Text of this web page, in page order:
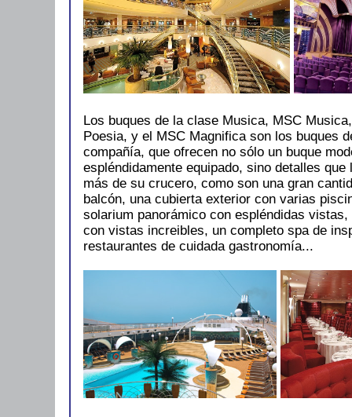
Los buques de la clase Musica, MSC
Poesia, y el MSC Magnifica son los buques
compañía, que ofrecen no sólo un buque
espléndidamente equipado, sino detalles
más de su crucero, como son una gran
balcón, una cubierta exterior con varias
solarium panorámico con espléndidas
con vistas increibles, un completo spa de
restaurantes de cuidada gastronomía...